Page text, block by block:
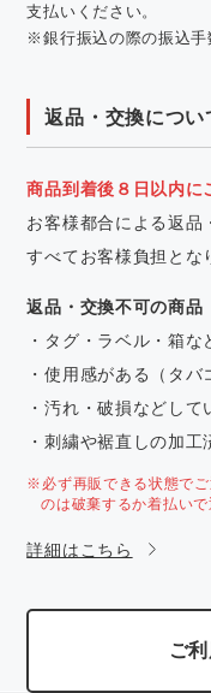
支払いください。
※銀行振込の際の振込手
返品・交換につい
商品到着後８日以内に
お客様都合による返品
すべてお客様負担とな
返品・交換不可の商品
・タグ・ラベル・箱な
・使用感がある（タバ
・汚れ・破損などして
・刺繍や裾直しの加工
※必ず再販できる状態で
のは破棄するか着払いで
詳細はこちら
ご